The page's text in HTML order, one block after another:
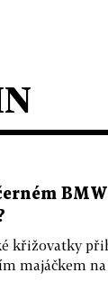
křižovatky
majáčkem na